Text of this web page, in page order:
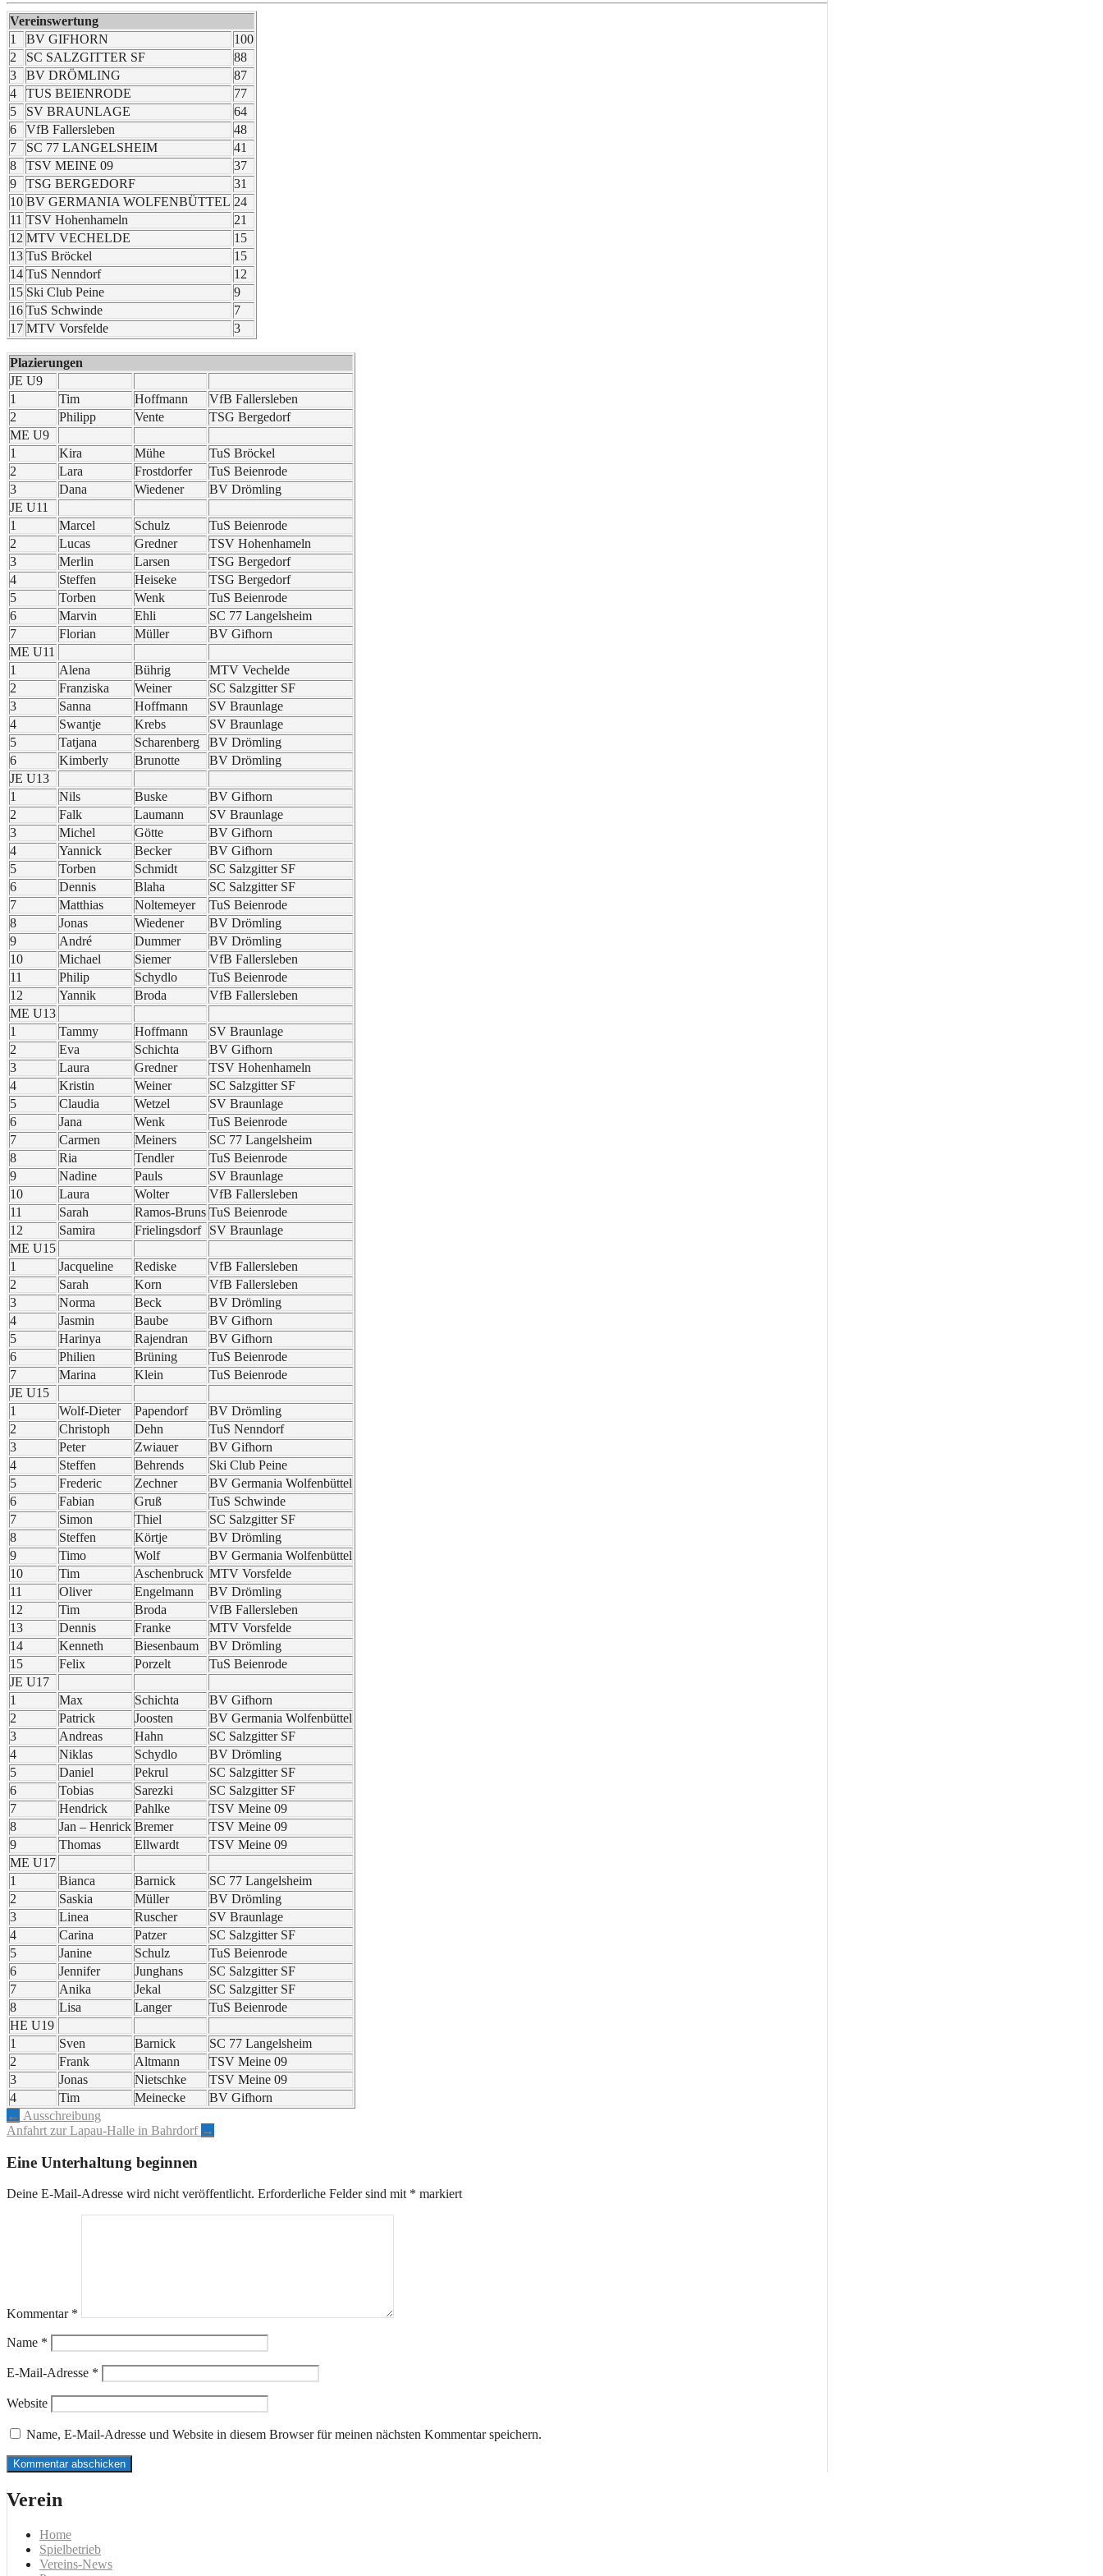
Vereinswertung
1
BV GIFHORN
100
2
SC SALZGITTER SF
88
3
BV DRÖMLING
87
4
TUS BEIENRODE
77
5
SV BRAUNLAGE
64
6
VfB Fallersleben
48
7
SC 77 LANGELSHEIM
41
8
TSV MEINE 09
37
9
TSG BERGEDORF
31
10 BV GERMANIA WOLFENBÜTTEL 24
11 TSV Hohenhameln
21
12 MTV VECHELDE
15
13 TuS Bröckel
15
14 TuS Nenndorf
12
15 Ski Club Peine
9
16 TuS Schwinde
7
17 MTV Vorsfelde 3
Plazierungen
JE U9
1
Tim Hoffmann
VfB Fallersleben
2
Philipp Vente
TSG Bergedorf
ME U9
1
Kira Mühe
TuS Bröckel
2
Lara Frostdorfer
TuS Beienrode
3
Dana Wiedener
BV Drömling
JE U11
1
Marcel Schulz
TuS Beienrode
2
Lucas Gredner
TSV Hohenhameln
3
Merlin Larsen
TSG Bergedorf
4
Steffen Heiseke
TSG Bergedorf
5
Torben Wenk
TuS Beienrode
6
Marvin Ehli
SC 77 Langelsheim
7
Florian Müller
BV Gifhorn
ME U11
1
Alena Bührig
MTV Vechelde
2
Franziska Weiner
SC Salzgitter SF
3
Sanna Hoffmann
SV Braunlage
4
Swantje Krebs
SV Braunlage
5
Tatjana Scharenberg
BV Drömling
6
Kimberly Brunotte
BV Drömling
JE U13
1
Nils Buske
BV Gifhorn
2
Falk Laumann
SV Braunlage
3
Michel Götte
BV Gifhorn
4
Yannick Becker
BV Gifhorn
5
Torben Schmidt
SC Salzgitter SF
6
Dennis Blaha
SC Salzgitter SF
7
Matthias Noltemeyer
TuS Beienrode
8
Jonas Wiedener
BV Drömling
9
André Dummer
BV Drömling
10
Michael Siemer
VfB Fallersleben
11
Philip Schydlo
TuS Beienrode
12
Yannik Broda
VfB Fallersleben
ME U13
1
Tammy Hoffmann
SV Braunlage
2
Eva Schichta
BV Gifhorn
3
Laura Gredner
TSV Hohenhameln
4
Kristin Weiner
SC Salzgitter SF
5
Claudia Wetzel
SV Braunlage
6
Jana Wenk
TuS Beienrode
7
Carmen Meiners
SC 77 Langelsheim
8
Ria Tendler
TuS Beienrode
9
Nadine Pauls
SV Braunlage
10
Laura Wolter
VfB Fallersleben
11
Sarah Ramos-Bruns TuS Beienrode
12
Samira Frielingsdorf
SV Braunlage
ME U15
1
Jacqueline Rediske
VfB Fallersleben
2
Sarah Korn
VfB Fallersleben
3
Norma Beck
BV Drömling
4
Jasmin Baube
BV Gifhorn
5
Harinya Rajendran
BV Gifhorn
6
Philien Brüning
TuS Beienrode
7
Marina Klein
TuS Beienrode
JE U15
1
Wolf-Dieter Papendorf
BV Drömling
2
Christoph Dehn
TuS Nenndorf
3
Peter Zwiauer
BV Gifhorn
4
Steffen Behrends
Ski Club Peine
5
Frederic Zechner
BV Germania Wolfenbüttel
6
Fabian Gruß
TuS Schwinde
7
Simon Thiel
SC Salzgitter SF
8
Steffen Körtje
BV Drömling
9
Timo Wolf
BV Germania Wolfenbüttel
10
Tim Aschenbruck MTV Vorsfelde
11
Oliver Engelmann
BV Drömling
12
Tim Broda
VfB Fallersleben
13
Dennis Franke
MTV Vorsfelde
14
Kenneth Biesenbaum
BV Drömling
15
Felix Porzelt
TuS Beienrode
JE U17
1
Max Schichta
BV Gifhorn
2
Patrick Joosten
BV Germania Wolfenbüttel
3
Andreas Hahn
SC Salzgitter SF
4
Niklas Schydlo
BV Drömling
5
Daniel Pekrul
SC Salzgitter SF
6
Tobias Sarezki
SC Salzgitter SF
7
Hendrick Pahlke
TSV Meine 09
8
Jan – Henrick Bremer
TSV Meine 09
9
Thomas Ellwardt
TSV Meine 09
ME U17
1
Bianca Barnick
SC 77 Langelsheim
2
Saskia Müller
BV Drömling
3
Linea Ruscher
SV Braunlage
4
Carina Patzer
SC Salzgitter SF
5
Janine Schulz
TuS Beienrode
6
Jennifer Junghans
SC Salzgitter SF
7
Anika Jekal
SC Salzgitter SF
8
Lisa Langer
TuS Beienrode
HE U19
1
Sven Barnick
SC 77 Langelsheim
2
Frank Altmann
TSV Meine 09
3
Jonas Nietschke
TSV Meine 09
4
Tim Meinecke BV Gifhorn
Artikel-
Navigation
← Ausschreibung
Anfahrt zur Lapau-Halle in Bahrdorf →
Eine Unterhaltung beginnen
Deine E-Mail-Adresse wird nicht veröffentlicht. Erforderliche Felder sind mit * markiert
Kommentar *
Name *
E-Mail-Adresse *
Website
Name, E-Mail-Adresse und Website in diesem Browser für meinen nächsten Kommentar speichern.
Verein
Home
Spielbetrieb
Vereins-News